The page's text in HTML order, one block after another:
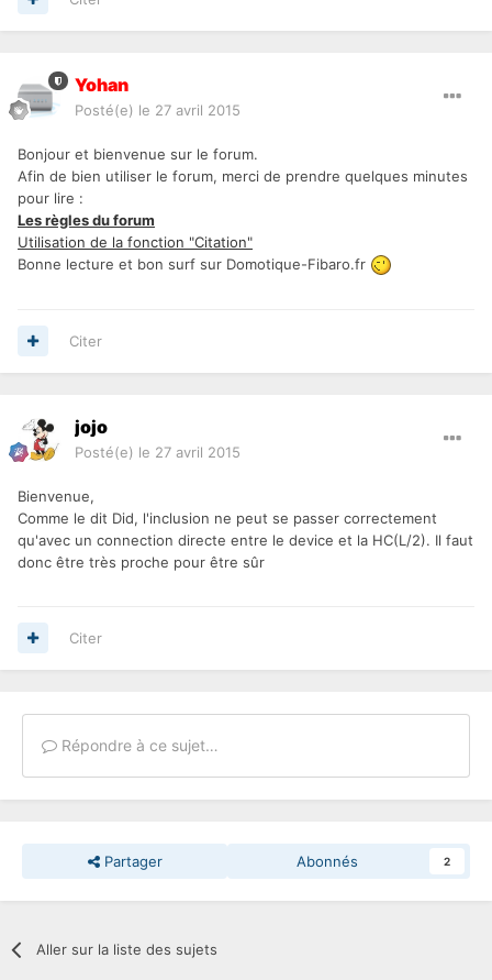
Yohan
Posté(e) le 27 avril 2015
Bonjour et bienvenue sur le forum.
Afin de bien utiliser le forum, merci de prendre quelques minutes
pour lire :
Les règles du forum
Utilisation de la fonction "Citation"
Bonne lecture et bon surf sur Domotique-Fibaro.fr
Citer
jojo
Posté(e) le 27 avril 2015
Bienvenue,
Comme le dit Did, l'inclusion ne peut se passer correctement
qu'avec un connection directe entre le device et la HC(L/2). Il faut
donc être très proche pour être sûr
Citer
Répondre à ce sujet…
Partager Abonnés 2
Aller sur la liste des sujets